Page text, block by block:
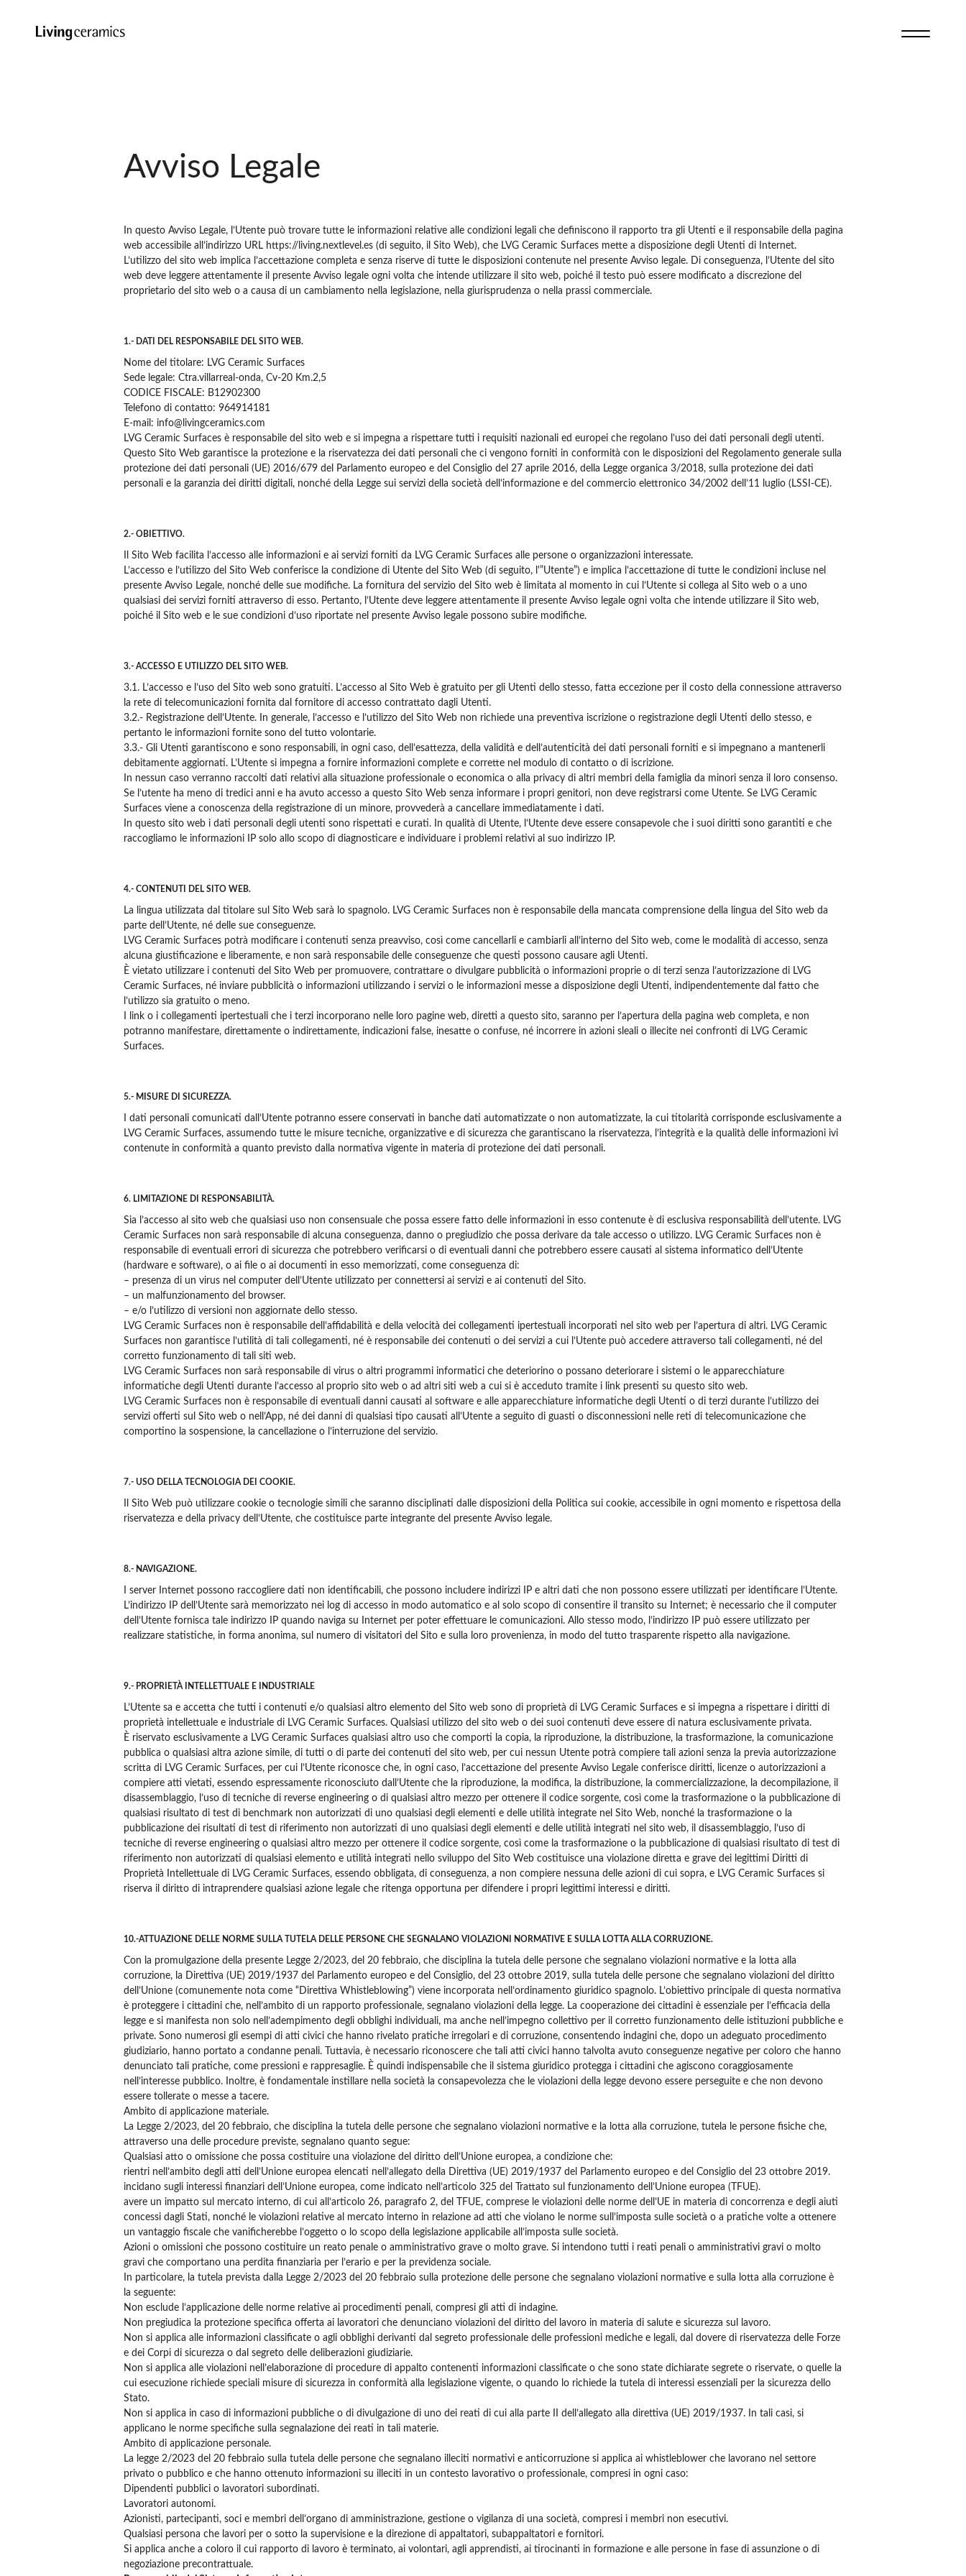
Avviso Legale
In questo Avviso Legale, l’Utente può trovare tutte le informazioni relative alle condizioni legali che definiscono il rapporto tra gli Utenti e il responsabile della pagina
web accessibile all’indirizzo URL https://living.nextlevel.es (di seguito, il Sito Web), che LVG Ceramic Surfaces mette a disposizione degli Utenti di Internet.
L’utilizzo del sito web implica l’accettazione completa e senza riserve di tutte le disposizioni contenute nel presente Avviso legale. Di conseguenza, l’Utente del sito
web deve leggere attentamente il presente Avviso legale ogni volta che intende utilizzare il sito web, poiché il testo può essere modificato a discrezione del
proprietario del sito web o a causa di un cambiamento nella legislazione, nella giurisprudenza o nella prassi commerciale.
1.- DATI DEL RESPONSABILE DEL SITO WEB.
Nome del titolare: LVG Ceramic Surfaces
Sede legale: Ctra.villarreal-onda, Cv-20 Km.2,5
CODICE FISCALE: B12902300
Telefono di contatto: 964914181
E-mail: info@livingceramics.com
LVG Ceramic Surfaces è responsabile del sito web e si impegna a rispettare tutti i requisiti nazionali ed europei che regolano l’uso dei dati personali degli utenti.
Questo Sito Web garantisce la protezione e la riservatezza dei dati personali che ci vengono forniti in conformità con le disposizioni del Regolamento generale sulla
protezione dei dati personali (UE) 2016/679 del Parlamento europeo e del Consiglio del 27 aprile 2016, della Legge organica 3/2018, sulla protezione dei dati
personali e la garanzia dei diritti digitali, nonché della Legge sui servizi della società dell’informazione e del commercio elettronico 34/2002 dell’11 luglio (LSSI-CE).
2.- OBIETTIVO.
Il Sito Web facilita l’accesso alle informazioni e ai servizi forniti da LVG Ceramic Surfaces alle persone o organizzazioni interessate.
L’accesso e l’utilizzo del Sito Web conferisce la condizione di Utente del Sito Web (di seguito, l'”Utente”) e implica l’accettazione di tutte le condizioni incluse nel
presente Avviso Legale, nonché delle sue modifiche. La fornitura del servizio del Sito web è limitata al momento in cui l’Utente si collega al Sito web o a uno
qualsiasi dei servizi forniti attraverso di esso. Pertanto, l’Utente deve leggere attentamente il presente Avviso legale ogni volta che intende utilizzare il Sito web,
poiché il Sito web e le sue condizioni d’uso riportate nel presente Avviso legale possono subire modifiche.
3.- ACCESSO E UTILIZZO DEL SITO WEB.
3.1. L’accesso e l’uso del Sito web sono gratuiti. L’accesso al Sito Web è gratuito per gli Utenti dello stesso, fatta eccezione per il costo della connessione attraverso
la rete di telecomunicazioni fornita dal fornitore di accesso contrattato dagli Utenti.
3.2.- Registrazione dell’Utente. In generale, l’accesso e l’utilizzo del Sito Web non richiede una preventiva iscrizione o registrazione degli Utenti dello stesso, e
pertanto le informazioni fornite sono del tutto volontarie.
3.3.- Gli Utenti garantiscono e sono responsabili, in ogni caso, dell’esattezza, della validità e dell’autenticità dei dati personali forniti e si impegnano a mantenerli
debitamente aggiornati. L’Utente si impegna a fornire informazioni complete e corrette nel modulo di contatto o di iscrizione.
In nessun caso verranno raccolti dati relativi alla situazione professionale o economica o alla privacy di altri membri della famiglia da minori senza il loro consenso.
Se l’utente ha meno di tredici anni e ha avuto accesso a questo Sito Web senza informare i propri genitori, non deve registrarsi come Utente. Se LVG Ceramic
Surfaces viene a conoscenza della registrazione di un minore, provvederà a cancellare immediatamente i dati.
In questo sito web i dati personali degli utenti sono rispettati e curati. In qualità di Utente, l’Utente deve essere consapevole che i suoi diritti sono garantiti e che
raccogliamo le informazioni IP solo allo scopo di diagnosticare e individuare i problemi relativi al suo indirizzo IP.
4.- CONTENUTI DEL SITO WEB.
La lingua utilizzata dal titolare sul Sito Web sarà lo spagnolo. LVG Ceramic Surfaces non è responsabile della mancata comprensione della lingua del Sito web da
parte dell’Utente, né delle sue conseguenze.
LVG Ceramic Surfaces potrà modificare i contenuti senza preavviso, così come cancellarli e cambiarli all’interno del Sito web, come le modalità di accesso, senza
alcuna giustificazione e liberamente, e non sarà responsabile delle conseguenze che questi possono causare agli Utenti.
È vietato utilizzare i contenuti del Sito Web per promuovere, contrattare o divulgare pubblicità o informazioni proprie o di terzi senza l’autorizzazione di LVG
Ceramic Surfaces, né inviare pubblicità o informazioni utilizzando i servizi o le informazioni messe a disposizione degli Utenti, indipendentemente dal fatto che
l’utilizzo sia gratuito o meno.
I link o i collegamenti ipertestuali che i terzi incorporano nelle loro pagine web, diretti a questo sito, saranno per l’apertura della pagina web completa, e non
potranno manifestare, direttamente o indirettamente, indicazioni false, inesatte o confuse, né incorrere in azioni sleali o illecite nei confronti di LVG Ceramic
Surfaces.
5.- MISURE DI SICUREZZA.
I dati personali comunicati dall’Utente potranno essere conservati in banche dati automatizzate o non automatizzate, la cui titolarità corrisponde esclusivamente a
LVG Ceramic Surfaces, assumendo tutte le misure tecniche, organizzative e di sicurezza che garantiscano la riservatezza, l’integrità e la qualità delle informazioni ivi
contenute in conformità a quanto previsto dalla normativa vigente in materia di protezione dei dati personali.
6. LIMITAZIONE DI RESPONSABILITÀ.
Sia l’accesso al sito web che qualsiasi uso non consensuale che possa essere fatto delle informazioni in esso contenute è di esclusiva responsabilità dell’utente. LVG
Ceramic Surfaces non sarà responsabile di alcuna conseguenza, danno o pregiudizio che possa derivare da tale accesso o utilizzo. LVG Ceramic Surfaces non è
responsabile di eventuali errori di sicurezza che potrebbero verificarsi o di eventuali danni che potrebbero essere causati al sistema informatico dell’Utente
(hardware e software), o ai file o ai documenti in esso memorizzati, come conseguenza di:
– presenza di un virus nel computer dell’Utente utilizzato per connettersi ai servizi e ai contenuti del Sito.
– un malfunzionamento del browser.
– e/o l’utilizzo di versioni non aggiornate dello stesso.
LVG Ceramic Surfaces non è responsabile dell’affidabilità e della velocità dei collegamenti ipertestuali incorporati nel sito web per l’apertura di altri. LVG Ceramic
Surfaces non garantisce l’utilità di tali collegamenti, né è responsabile dei contenuti o dei servizi a cui l’Utente può accedere attraverso tali collegamenti, né del
corretto funzionamento di tali siti web.
LVG Ceramic Surfaces non sarà responsabile di virus o altri programmi informatici che deteriorino o possano deteriorare i sistemi o le apparecchiature
informatiche degli Utenti durante l’accesso al proprio sito web o ad altri siti web a cui si è acceduto tramite i link presenti su questo sito web.
LVG Ceramic Surfaces non è responsabile di eventuali danni causati al software e alle apparecchiature informatiche degli Utenti o di terzi durante l’utilizzo dei
servizi offerti sul Sito web o nell’App, né dei danni di qualsiasi tipo causati all’Utente a seguito di guasti o disconnessioni nelle reti di telecomunicazione che
comportino la sospensione, la cancellazione o l’interruzione del servizio.
7.- USO DELLA TECNOLOGIA DEI COOKIE.
Il Sito Web può utilizzare cookie o tecnologie simili che saranno disciplinati dalle disposizioni della Politica sui cookie, accessibile in ogni momento e rispettosa della
riservatezza e della privacy dell’Utente, che costituisce parte integrante del presente Avviso legale.
8.- NAVIGAZIONE.
I server Internet possono raccogliere dati non identificabili, che possono includere indirizzi IP e altri dati che non possono essere utilizzati per identificare l’Utente.
L’indirizzo IP dell’Utente sarà memorizzato nei log di accesso in modo automatico e al solo scopo di consentire il transito su Internet; è necessario che il computer
dell’Utente fornisca tale indirizzo IP quando naviga su Internet per poter effettuare le comunicazioni. Allo stesso modo, l’indirizzo IP può essere utilizzato per
realizzare statistiche, in forma anonima, sul numero di visitatori del Sito e sulla loro provenienza, in modo del tutto trasparente rispetto alla navigazione.
9.- PROPRIETÀ INTELLETTUALE E INDUSTRIALE
L’Utente sa e accetta che tutti i contenuti e/o qualsiasi altro elemento del Sito web sono di proprietà di LVG Ceramic Surfaces e si impegna a rispettare i diritti di
proprietà intellettuale e industriale di LVG Ceramic Surfaces. Qualsiasi utilizzo del sito web o dei suoi contenuti deve essere di natura esclusivamente privata.
È riservato esclusivamente a LVG Ceramic Surfaces qualsiasi altro uso che comporti la copia, la riproduzione, la distribuzione, la trasformazione, la comunicazione
pubblica o qualsiasi altra azione simile, di tutti o di parte dei contenuti del sito web, per cui nessun Utente potrà compiere tali azioni senza la previa autorizzazione
scritta di LVG Ceramic Surfaces, per cui l’Utente riconosce che, in ogni caso, l’accettazione del presente Avviso Legale conferisce diritti, licenze o autorizzazioni a
compiere atti vietati, essendo espressamente riconosciuto dall’Utente che la riproduzione, la modifica, la distribuzione, la commercializzazione, la decompilazione, il
disassemblaggio, l’uso di tecniche di reverse engineering o di qualsiasi altro mezzo per ottenere il codice sorgente, così come la trasformazione o la pubblicazione di
qualsiasi risultato di test di benchmark non autorizzati di uno qualsiasi degli elementi e delle utilità integrate nel Sito Web, nonché la trasformazione o la
pubblicazione dei risultati di test di riferimento non autorizzati di uno qualsiasi degli elementi e delle utilità integrati nel sito web, il disassemblaggio, l’uso di
tecniche di reverse engineering o qualsiasi altro mezzo per ottenere il codice sorgente, così come la trasformazione o la pubblicazione di qualsiasi risultato di test di
riferimento non autorizzati di qualsiasi elemento e utilità integrati nello sviluppo del Sito Web costituisce una violazione diretta e grave dei legittimi Diritti di
Proprietà Intellettuale di LVG Ceramic Surfaces, essendo obbligata, di conseguenza, a non compiere nessuna delle azioni di cui sopra, e LVG Ceramic Surfaces si
riserva il diritto di intraprendere qualsiasi azione legale che ritenga opportuna per difendere i propri legittimi interessi e diritti.
10.-ATTUAZIONE DELLE NORME SULLA TUTELA DELLE PERSONE CHE SEGNALANO VIOLAZIONI NORMATIVE E SULLA LOTTA ALLA CORRUZIONE.
Con la promulgazione della presente Legge 2/2023, del 20 febbraio, che disciplina la tutela delle persone che segnalano violazioni normative e la lotta alla
corruzione, la Direttiva (UE) 2019/1937 del Parlamento europeo e del Consiglio, del 23 ottobre 2019, sulla tutela delle persone che segnalano violazioni del diritto
dell’Unione (comunemente nota come “Direttiva Whistleblowing”) viene incorporata nell’ordinamento giuridico spagnolo. L’obiettivo principale di questa normativa
è proteggere i cittadini che, nell’ambito di un rapporto professionale, segnalano violazioni della legge. La cooperazione dei cittadini è essenziale per l’efficacia della
legge e si manifesta non solo nell’adempimento degli obblighi individuali, ma anche nell’impegno collettivo per il corretto funzionamento delle istituzioni pubbliche e
private. Sono numerosi gli esempi di atti civici che hanno rivelato pratiche irregolari e di corruzione, consentendo indagini che, dopo un adeguato procedimento
giudiziario, hanno portato a condanne penali. Tuttavia, è necessario riconoscere che tali atti civici hanno talvolta avuto conseguenze negative per coloro che hanno
denunciato tali pratiche, come pressioni e rappresaglie. È quindi indispensabile che il sistema giuridico protegga i cittadini che agiscono coraggiosamente
nell’interesse pubblico. Inoltre, è fondamentale instillare nella società la consapevolezza che le violazioni della legge devono essere perseguite e che non devono
essere tollerate o messe a tacere.
Ambito di applicazione materiale.
La Legge 2/2023, del 20 febbraio, che disciplina la tutela delle persone che segnalano violazioni normative e la lotta alla corruzione, tutela le persone fisiche che,
attraverso una delle procedure previste, segnalano quanto segue:
Qualsiasi atto o omissione che possa costituire una violazione del diritto dell’Unione europea, a condizione che:
rientri nell’ambito degli atti dell’Unione europea elencati nell’allegato della Direttiva (UE) 2019/1937 del Parlamento europeo e del Consiglio del 23 ottobre 2019.
incidano sugli interessi finanziari dell’Unione europea, come indicato nell’articolo 325 del Trattato sul funzionamento dell’Unione europea (TFUE).
avere un impatto sul mercato interno, di cui all’articolo 26, paragrafo 2, del TFUE, comprese le violazioni delle norme dell’UE in materia di concorrenza e degli aiuti
concessi dagli Stati, nonché le violazioni relative al mercato interno in relazione ad atti che violano le norme sull’imposta sulle società o a pratiche volte a ottenere
un vantaggio fiscale che vanificherebbe l’oggetto o lo scopo della legislazione applicabile all’imposta sulle società.
Azioni o omissioni che possono costituire un reato penale o amministrativo grave o molto grave. Si intendono tutti i reati penali o amministrativi gravi o molto
gravi che comportano una perdita finanziaria per l’erario e per la previdenza sociale.
In particolare, la tutela prevista dalla Legge 2/2023 del 20 febbraio sulla protezione delle persone che segnalano violazioni normative e sulla lotta alla corruzione è
la seguente:
Non esclude l’applicazione delle norme relative ai procedimenti penali, compresi gli atti di indagine.
Non pregiudica la protezione specifica offerta ai lavoratori che denunciano violazioni del diritto del lavoro in materia di salute e sicurezza sul lavoro.
Non si applica alle informazioni classificate o agli obblighi derivanti dal segreto professionale delle professioni mediche e legali, dal dovere di riservatezza delle Forze
e dei Corpi di sicurezza o dal segreto delle deliberazioni giudiziarie.
Non si applica alle violazioni nell’elaborazione di procedure di appalto contenenti informazioni classificate o che sono state dichiarate segrete o riservate, o quelle la
cui esecuzione richiede speciali misure di sicurezza in conformità alla legislazione vigente, o quando lo richiede la tutela di interessi essenziali per la sicurezza dello
Stato.
Non si applica in caso di informazioni pubbliche o di divulgazione di uno dei reati di cui alla parte II dell’allegato alla direttiva (UE) 2019/1937. In tali casi, si
applicano le norme specifiche sulla segnalazione dei reati in tali materie.
Ambito di applicazione personale.
La legge 2/2023 del 20 febbraio sulla tutela delle persone che segnalano illeciti normativi e anticorruzione si applica ai whistleblower che lavorano nel settore
privato o pubblico e che hanno ottenuto informazioni su illeciti in un contesto lavorativo o professionale, compresi in ogni caso:
Dipendenti pubblici o lavoratori subordinati.
Lavoratori autonomi.
Azionisti, partecipanti, soci e membri dell’organo di amministrazione, gestione o vigilanza di una società, compresi i membri non esecutivi.
Qualsiasi persona che lavori per o sotto la supervisione e la direzione di appaltatori, subappaltatori e fornitori.
Si applica anche a coloro il cui rapporto di lavoro è terminato, ai volontari, agli apprendisti, ai tirocinanti in formazione e alle persone in fase di assunzione o di
negoziazione precontrattuale.